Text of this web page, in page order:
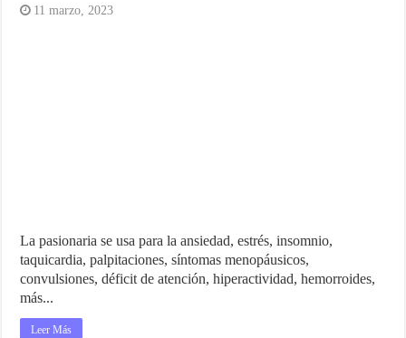
11 marzo, 2023
La pasionaria se usa para la ansiedad, estrés, insomnio,
taquicardia, palpitaciones, síntomas menopáusicos,
convulsiones, déficit de atención, hiperactividad, hemorroides,
más...
Leer Más